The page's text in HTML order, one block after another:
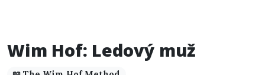
Wim Hof: Ledový muž